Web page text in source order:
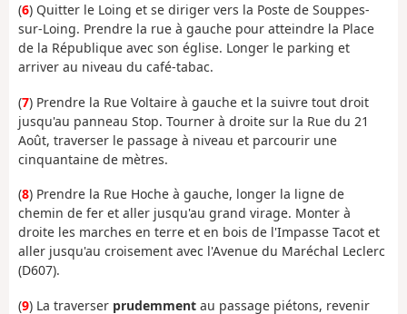
(6) Quitter le Loing et se diriger vers la Poste de Souppes-
sur-Loing. Prendre la rue à gauche pour atteindre la Place
de la République avec son église. Longer le parking et
arriver au niveau du café-tabac.
(7) Prendre la Rue Voltaire à gauche et la suivre tout droit
jusqu'au panneau Stop. Tourner à droite sur la Rue du 21
Août, traverser le passage à niveau et parcourir une
cinquantaine de mètres.
(8) Prendre la Rue Hoche à gauche, longer la ligne de
chemin de fer et aller jusqu'au grand virage. Monter à
droite les marches en terre et en bois de l'Impasse Tacot et
aller jusqu'au croisement avec l'Avenue du Maréchal Leclerc
(D607).
(9) La traverser prudemment au passage piétons, revenir